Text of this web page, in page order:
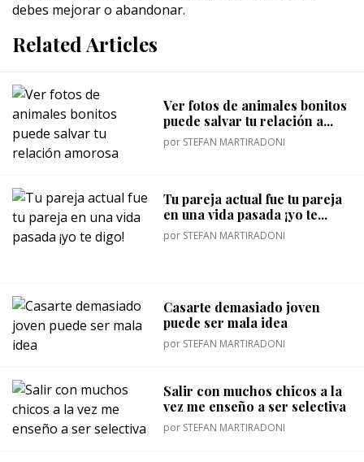
debes mejorar o abandonar.
Related Articles
Ver fotos de animales bonitos
puede salvar tu relación a...
por STEFAN MARTIRADONI
Tu pareja actual fue tu pareja
en una vida pasada ¡yo te...
por STEFAN MARTIRADONI
Casarte demasiado joven
puede ser mala idea
por STEFAN MARTIRADONI
Salir con muchos chicos a la
vez me enseño a ser selectiva
por STEFAN MARTIRADONI